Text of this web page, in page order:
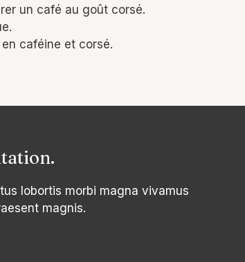
un café au goût corsé.
caféine et corsé.
lobortis morbi magna vivamus
magnis.